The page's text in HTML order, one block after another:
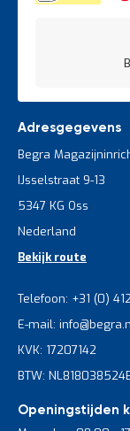
Adresgegevens
Begra
IJsselstraat 9-13
5347 KG Oss
Nederland
Bekijk route
Telefoon: +31 (0)
E-mail:
KVK: 17207142
BTW:
Openingstijden